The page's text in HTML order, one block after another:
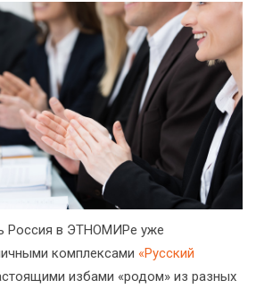
Россия в ЭТНОМИРе уже
комплексами «Русский
избами «родом» из разных